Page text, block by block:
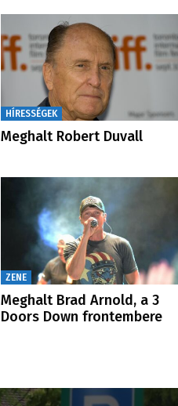
HÍRESSÉGEK
Meghalt Robert Duvall
ZENE
Meghalt Brad Arnold, a 3
Doors Down frontembere